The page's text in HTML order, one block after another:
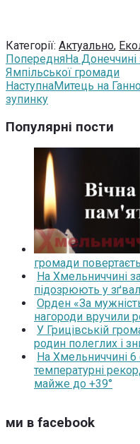
Категорії: Актуально,
ПопередняНа Донеччині
Ямпільської громади
НаступнаМитець на
зупинку
Популярні пости
громади
На Хмельниччині
підозрюють у
Орден «За
нагороди вручили
У Грицівській
родин полеглих і
На Хмельниччині
температурні
майже до +39°
ми в facebook